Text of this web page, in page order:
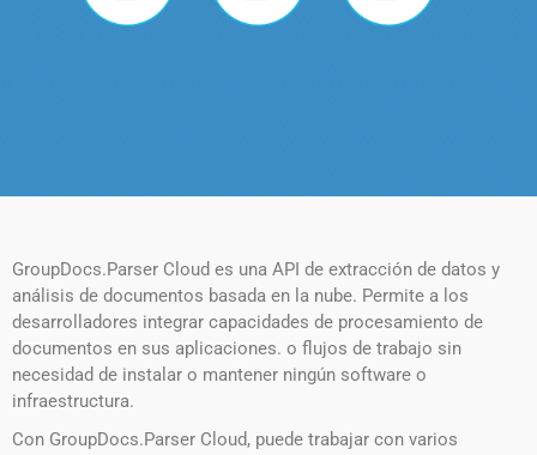
GroupDocs.Parser Cloud es una API de extracción de datos y
análisis de documentos basada en la nube. Permite a los
desarrolladores integrar capacidades de procesamiento de
documentos en sus aplicaciones. o flujos de trabajo sin
necesidad de instalar o mantener ningún software o
infraestructura.
Con GroupDocs.Parser Cloud, puede trabajar con varios